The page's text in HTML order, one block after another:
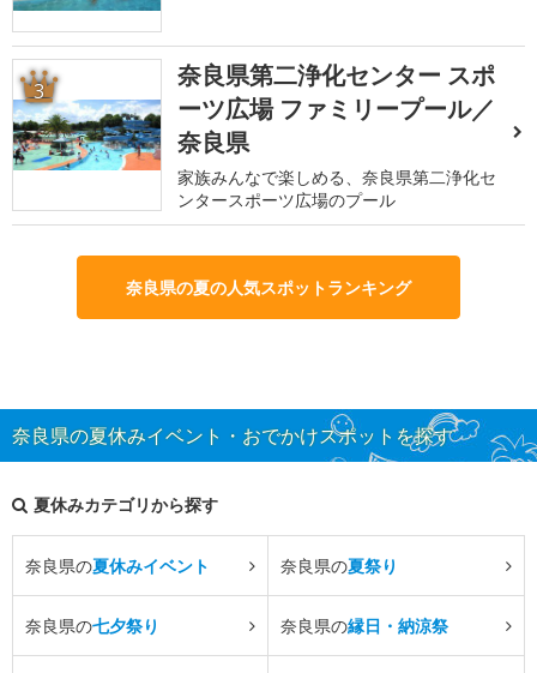
3
奈良県第二浄化センター スポ
ーツ広場 ファミリープール／
奈良県
家族みんなで楽しめる、奈良県第二浄化セ
ンタースポーツ広場のプール
奈良県の夏の人気スポットランキング
奈良県の夏休みイベント・おでかけスポットを探す
夏休みカテゴリから探す
奈良県の夏休みイベント 奈良県の夏祭り
奈良県の七夕祭り 奈良県の縁日・納涼祭